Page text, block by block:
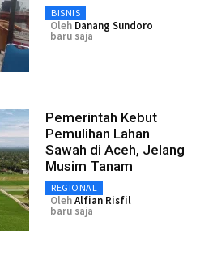
BISNIS
Oleh Danang Sundoro
baru saja
Pemerintah Kebut
Pemulihan Lahan
Sawah di Aceh, Jelang
Musim Tanam
REGIONAL
OlehAlfian Risfil
baru saja